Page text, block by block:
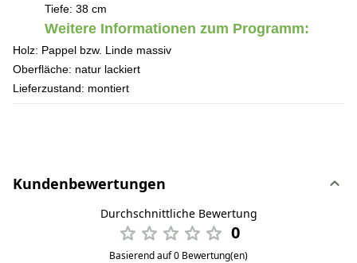
Tiefe: 38 cm
Weitere Informationen zum Programm:
Holz: Pappel bzw. Linde massiv
Oberfläche: natur lackiert
Lieferzustand: montiert
Kundenbewertungen
Durchschnittliche Bewertung
0
Basierend auf 0 Bewertung(en)